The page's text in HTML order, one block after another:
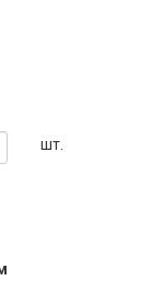
шт.